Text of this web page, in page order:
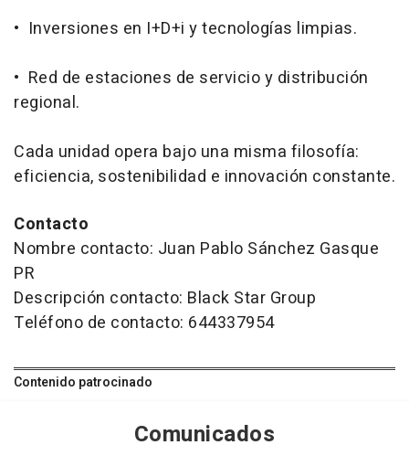
• Inversiones en I+D+i y tecnologías limpias.
• Red de estaciones de servicio y distribución
regional.
Cada unidad opera bajo una misma filosofía:
eficiencia, sostenibilidad e innovación constante.
Contacto
Nombre contacto: Juan Pablo Sánchez Gasque
PR
Descripción contacto: Black Star Group
Teléfono de contacto: 644337954
Contenido patrocinado
Comunicados